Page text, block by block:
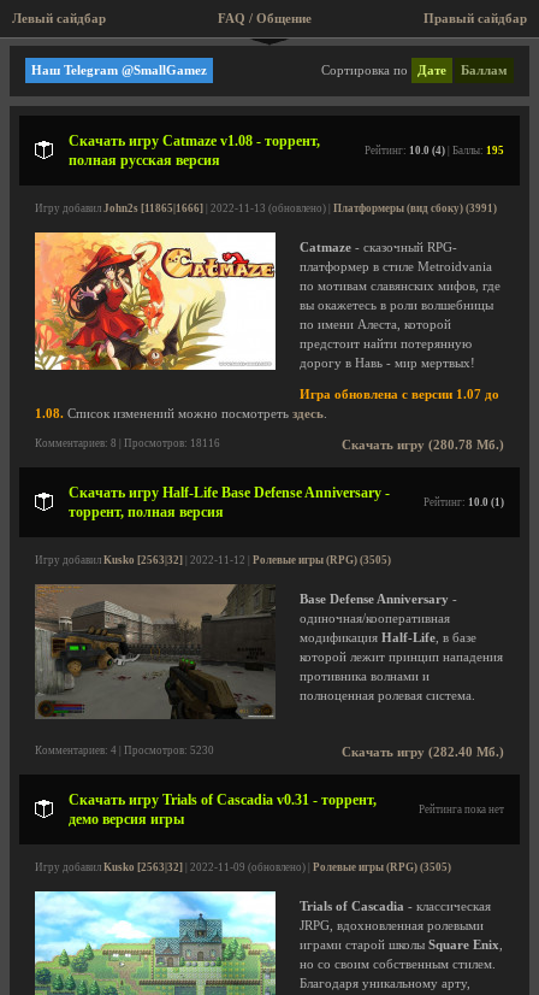
Левый сайдбар FAQ / Общение
Ролевые игры (RPG)
Сортировка по Дате Баллам
Наш Telegram @SmallGamez
Скачать игру Catmaze v1.08 - торрент,
полная русская версия
Рейтинг: 10.0 (4) | Баллы: 195
Игру добавил John2s [11865|1666] | 2022-11-13 (обновлено) | Платформеры (вид сбоку) (3991)
Catmaze - сказочный RPG-
платформер в стиле Metroidvania
по мотивам славянских мифов, где
вы окажетесь в роли волшебницы
по имени Алеста, которой
предстоит найти потерянную
дорогу в Навь - мир мертвых!
Игра обновлена с версии 1.07 до
1.08. Список изменений можно посмотреть здесь
Скачать игру (280.78 Мб.)
Комментариев: 8 | Просмотров: 18116
Скачать игру Half-Life Base Defense Anniversary -
торрент, полная версия
Рейтинг: 10.0 (1)
Игру добавил Kusko [2563|32] | 2022-11-12 | Ролевые игры (RPG) (3505)
Base Defense Anniversary -
одиночная/кооперативная
модификация Half-Life , в базе
которой лежит принцип нападения
противника волнами и
полноценная ролевая система.
Скачать игру (282.40 Мб.)
Комментариев: 4 | Просмотров: 5230
Скачать игру Trials of Cascadia v0.31 - торрент,
демо версия игры
Рейтинга пока нет
Игру добавил Kusko [2563|32] | 2022-11-09 (обновлено) | Ролевые игры (RPG) (3505)
Trials of Cascadia - классическая
JRPG, вдохновленная ролевыми
играми старой школы Square Enix
но со своим собственным стилем.
Благодаря уникальному арту,